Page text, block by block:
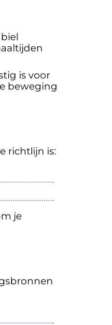
is voor
beweging
richtlijn is:
je